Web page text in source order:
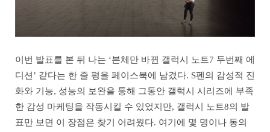
이번 발표를 본 뒤 나는 ‘본체만 바뀐 갤럭시 노트7 두번째 에
디션’ 같다는 한 줄 평을 페이스북에 남겼다. S펜의 감성적 진
화와 기능, 성능의 보완을 통해 그동안 갤럭시 시리즈에 부족
한 감성 마케팅을 작동시킬 수 있었지만, 갤럭시 노트8의 발
표만 보면 이 장점은 찾기 어려웠다. 여기에 몇 명이나 동의